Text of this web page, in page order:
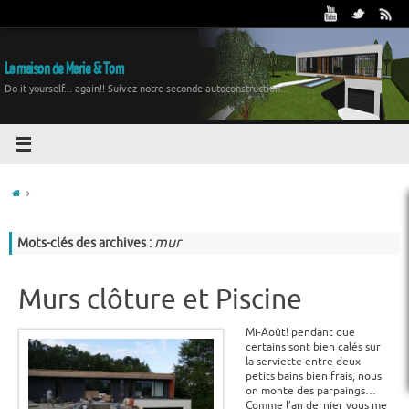
La maison de Marie & Tom
Do it yourself... again!! Suivez notre seconde autoconstruction...
Mots-clés des archives : mur
Murs clôture et Piscine
Mi-Août! pendant que
certains sont bien calés sur
la serviette entre deux
petits bains bien frais, nous
on monte des parpaings…
Comme l’an dernier vous me